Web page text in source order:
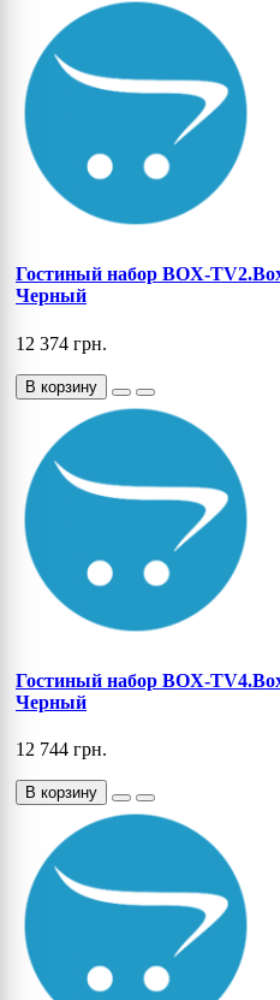
Гостиный набор BOX-
Черный
12 374 грн.
В корзину
Гостиный набор BOX-
Черный
12 744 грн.
В корзину